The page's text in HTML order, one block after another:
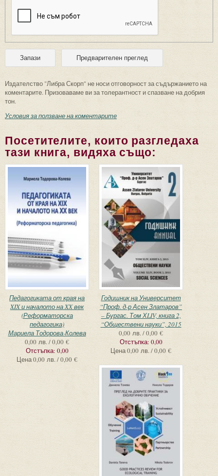
Издателство "Либра Скорп" не носи отговорност за съдържанието на
коментарите. Призоваваме ви за толерантност и спазване на добрия
тон.
Условия за ползване на коментарите
Посетителите, които разгледаха
тази книга, видяха също:
Педагогиката от края на
XIX и началото на XX век
(Реформаторска
педагогика)
Мариела Тодорова-Колева
0,00 лв. / 0,00 €
Отстъпка: 0,00
Цена0,00 лв. / 0,00 €
Годишник на Университет
“Проф. д-р Асен Златаров”
– Бургас. Том ХLIV, книга 2,
“Обществени науки”, 2015
0,00 лв. / 0,00 €
Отстъпка: 0,00
Цена0,00 лв. / 0,00 €